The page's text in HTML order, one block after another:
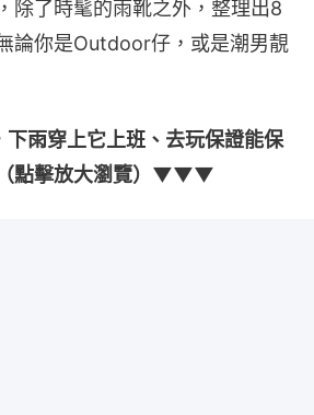
除了時髦的雨靴之外，整理出8
論你是Outdoor仔，或是潮男靚
雨穿上它上班、去玩保證能保
點擊放大瀏覽）▼▼▼